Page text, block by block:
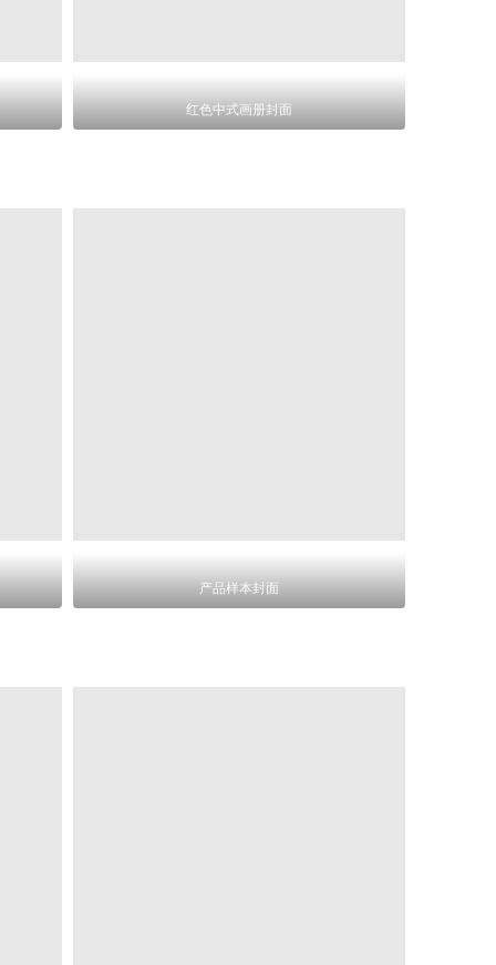
红色中式画册封面
产品样本封面